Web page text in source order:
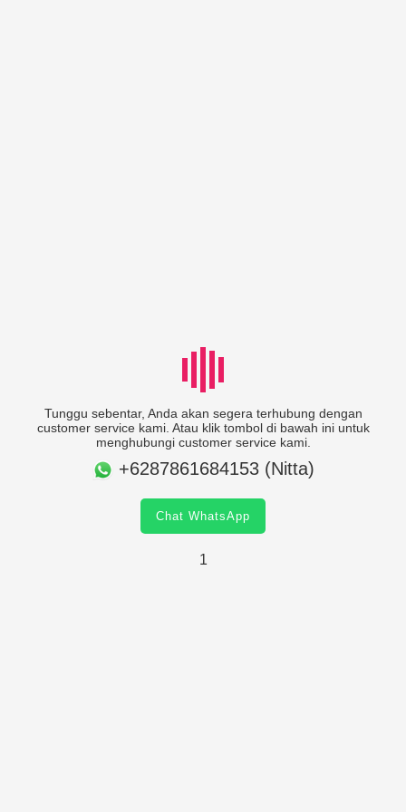
Tunggu sebentar, Anda akan segera terhubung dengan
customer service kami. Atau klik tombol di bawah ini untuk
menghubungi customer service kami.
+6287861684153 (Nitta)
Chat WhatsApp
1